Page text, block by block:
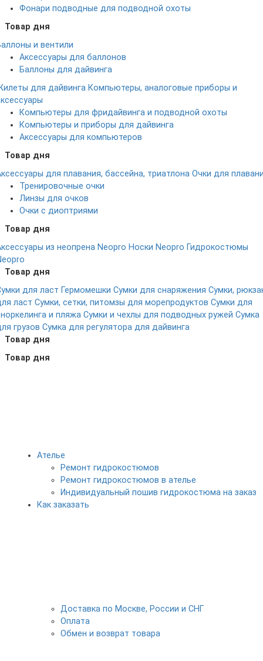
Фонари подводные для подводной охоты
Товар дня
и вентили
Аксессуары для баллонов
Баллоны для дайвинга
для дайвинга Компьютеры, аналоговые приборы и
Компьютеры для фридайвинга и подводной охоты
Компьютеры и приборы для дайвинга
Аксессуары для компьютеров
Товар дня
для плавания, бассейна, триатлона Очки для
Тренировочные очки
Линзы для очков
Очки с диоптриями
Товар дня
из неопрена Neopro Носки Neopro Гидрокостюмы
Товар дня
для ласт Гермомешки Сумки для снаряжения Сумки,
ласт Сумки, сетки, питомзы для морепродуктов Сумки для
и пляжа Сумки и чехлы для подводных ружей Сумка
грузов Сумка для регулятора для дайвинга
Товар дня
Товар дня
Ателье
Ремонт гидрокостюмов
Ремонт гидрокостюмов в ателье
Индивидуальный пошив гидрокостюма на заказ
Как заказать
Доставка по Москве, России и СНГ
Оплата
Обмен и возврат товара